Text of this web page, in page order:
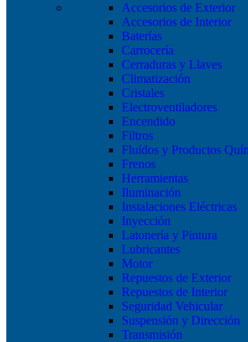
Accesorios de Exterior
Accesorios de Interior
Baterías
Carrocería
Cerraduras y Llaves
Climatización
Cristales
Electroventiladores
Encendido
Filtros
Fluídos y Productos
Frenos
Herramientas
Iluminación
Instalaciones Eléctricas
Inyección
Latonería y Pintura
Lubricantes
Motor
Repuestos de Exterior
Repuestos de Interior
Seguridad Vehicular
Suspensión y Dirección
Transmisión